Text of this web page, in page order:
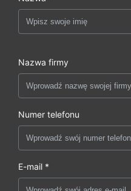
Nazwa firmy
Numer telefonu
E-mail *